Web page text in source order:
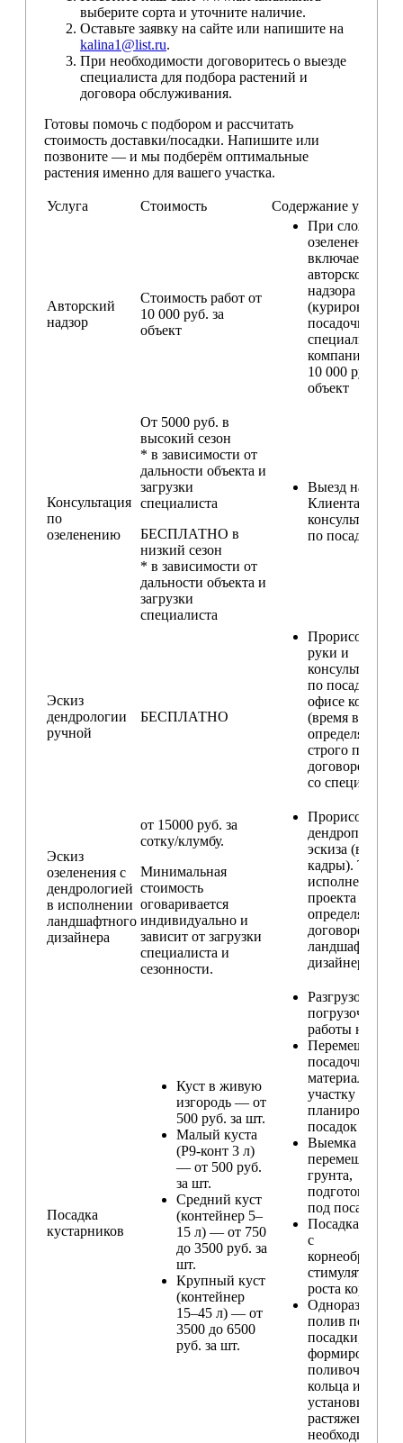
выберите сорта и уточните наличие.
Оставьте заявку на сайте или напишите на
kalina1@list.ru.
При необходимости договоритесь о выезде
специалиста для подбора растений и
договора обслуживания.
Готовы помочь с подбором и рассчитать
стоимость доставки/посадки. Напишите или
позвоните — и мы подберём оптимальные
растения именно для вашего участка.
Услуга Стоимость Содержание услуги
Авторский
надзор
Стоимость работ от
10 000 руб. за
объект
При сложном
озеленении
включаем
авторского
надзора
(курирование
посадочных
специалистом
компании) —
10 000 руб. за
объект
Консультация
по
озеленению
От 5000 руб. в
высокий сезон
* в зависимости от
дальности объекта и
загрузки
специалиста
БЕСПЛАТНО в
низкий сезон
* в зависимости от
дальности объекта и
загрузки
специалиста
Выезд на
Клиента для
по посадкам
Эскиз
дендрологии
ручной
БЕСПЛАТНО
Прорисовка от
руки и
по посадкам в
офисе
(время встречи
определяется
строго по
со
Эскиз
озеленения с
дендрологией
в исполнении
ландшафтного
дизайнера
от 15000 руб. за
сотку/клумбу.
Минимальная
стоимость
оговаривается
индивидуально и
зависит от загрузки
специалиста и
сезонности.
Прорисовка
дендроплана и
эскиза
кадры).
исполнения
проекта
определяется
ландшафтным
дизайнером
Посадка
кустарников
Куст в живую
изгородь — от
500 руб. за шт.
Малый куста
(Р9-конт 3 л)
— от 500 руб.
за шт.
Средний куст
(контейнер 5–
15 л) — от 750
до 3500 руб. за
шт.
Крупный куст
(контейнер
15–45 л) — от
3500 до 6500
руб. за шт.
Разгрузо-
погрузочные
работы на
Перемещение
посадочного
материала по
участку и
планирование
посадок
Выемка и
перемещение
грунта,
подготовка
под посадку
Посадка
с
стимулятором
роста корней
Одноразовый
полив после
посадки,
формирование
поливочного
кольца и
установка
растяжек (при